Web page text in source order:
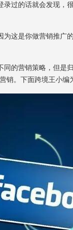
过的话就会发现，
这是你做营销推广
的营销策略，但是
销。下面跨境王小编